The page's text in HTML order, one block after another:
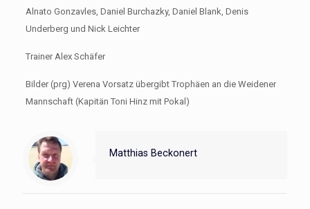
Alnato Gonzavles, Daniel Burchazky, Daniel Blank, Denis
Underberg und Nick Leichter
Trainer Alex Schäfer
Bilder (prg) Verena Vorsatz übergibt Trophäen an die Weidener
Mannschaft (Kapitän Toni Hinz mit Pokal)
Matthias Beckonert